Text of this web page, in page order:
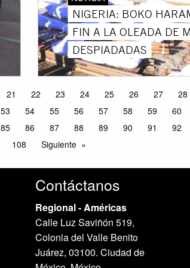
NIGERIA: BOKO
FIN A LA OLEADA DE
DESPIADADAS
21 22 23 24 25 26 27 28
53 54 55 56 57 58 59 60
85 86 87 88 89 90 91 92
108 Siguiente
Contáctanos
Regional - Américas
Calle Luz Saviñón 519,
Colonia del Valle Benito
Juárez, 03100. Ciudad de